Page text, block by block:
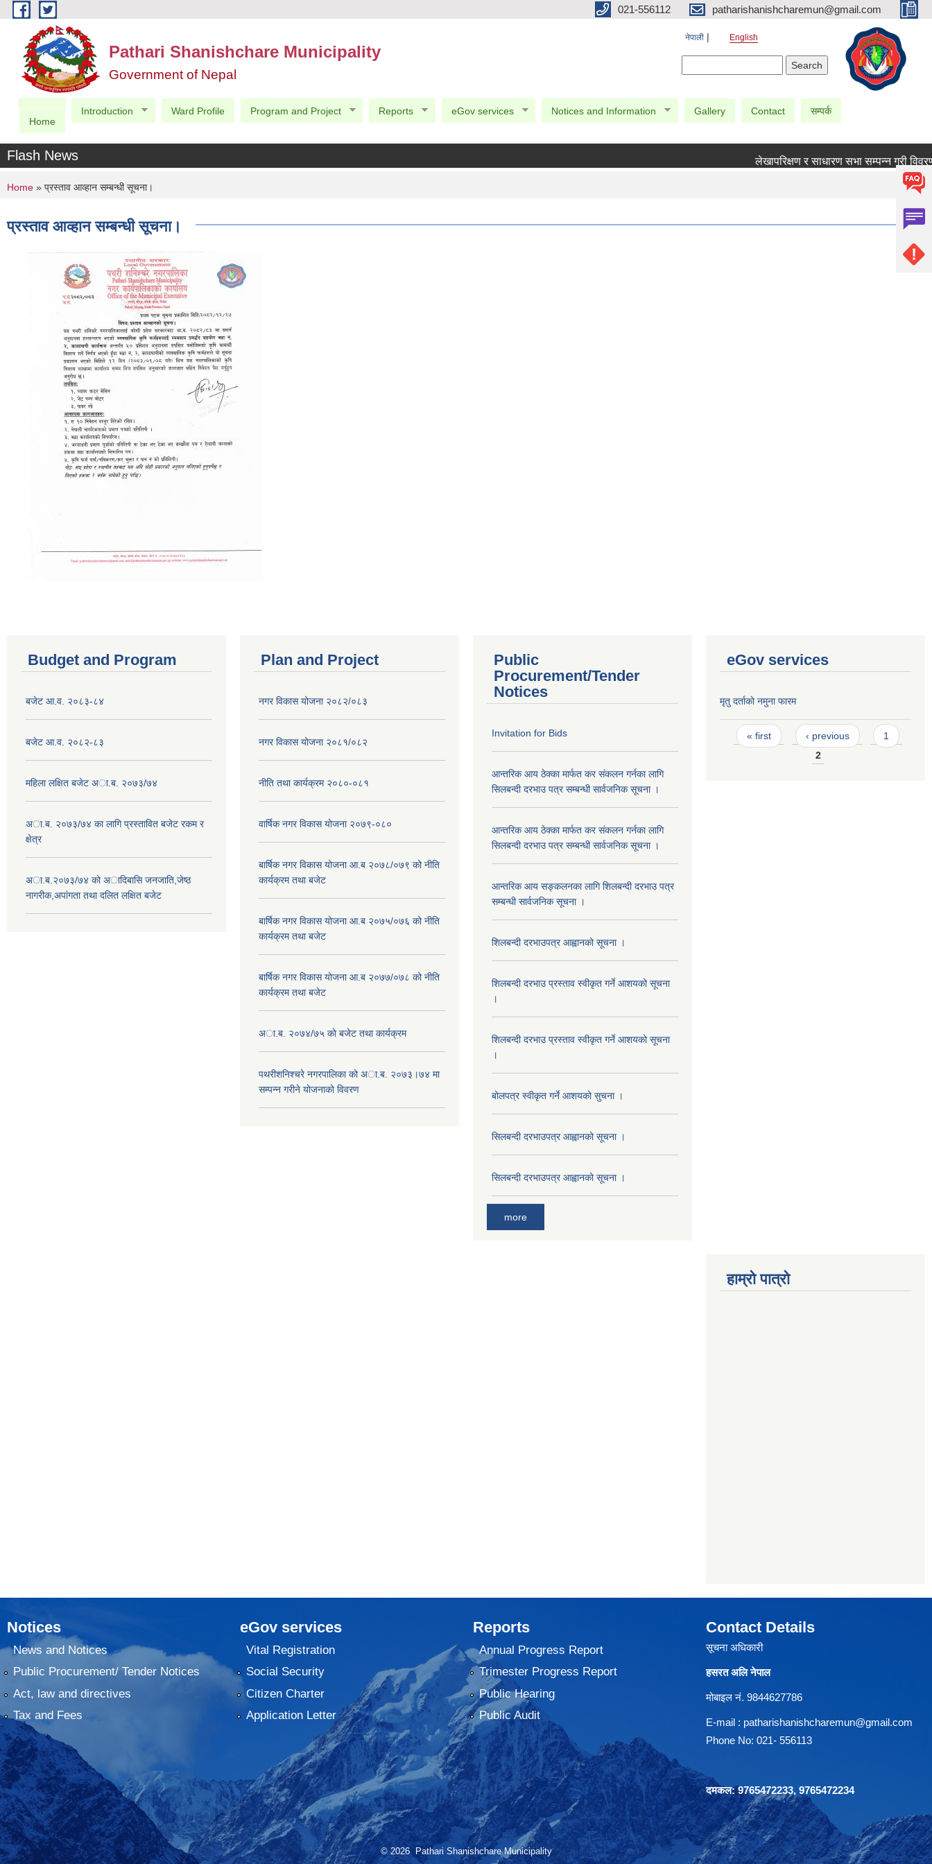
Skip to main content 021-556112 patharishanishcharemun@gmail.com
Pathari Shanishchare Municipality
Government of Nepal
नेपाली English
Home
Introduction Ward Profile Program and Project Reports eGov services Notices and Information Gallery Contact सम्पर्क
Flash News लेखापरिक्षण र साधारण सभा सम्पन्न गरी विवरण
You are here
Home » प्रस्ताव आव्हान सम्बन्धी सूचना।
प्रस्ताव आव्हान सम्बन्धी सूचना।
Budget and Program
बजेट आ.व. २०८३-८४
बजेट आ.व. २०८२-८३
महिला लक्षित बजेट अा.ब. २०७३/७४
अा.ब. २०७३/७४ का लागि प्रस्तावित बजेट रकम र
क्षेत्र
अा.ब.२०७३/७४ काे अादिबासि जनजाति,जेष्ठ
नागरीक,अपांगता तथा दलित लक्षित बजेट
Plan and Project
नगर विकास योजना २०८२/०८३
नगर विकास योजना २०८१/०८२
नीति तथा कार्यक्रम २०८०-०८१
वार्षिक नगर विकास योजना २०७९-०८०
बार्षिक नगर विकास योजना आ.ब २०७८/०७९ को नीति
कार्यक्रम तथा बजेट
बार्षिक नगर विकास योजना आ.ब २०७५/०७६ को नीति
कार्यक्रम तथा बजेट
बार्षिक नगर विकास योजना आ.ब २०७७/०७८ को नीति
कार्यक्रम तथा बजेट
अा.ब. २०७४/७५ काे बजेट तथा कार्यक्रम
पथरीशनिश्चरे नगरपालिका काे अा.ब. २०७३।७४ मा
सम्पन्न गरीने याेजनाकाे विवरण
Public
Procurement/Tender
Notices
Invitation for Bids
आन्तरिक आय ठेक्का मार्फत कर संकलन गर्नका लागि
सिलबन्दी दरभाउ पत्र सम्बन्धी सार्वजनिक सूचना ।
आन्तरिक आय ठेक्का मार्फत कर संकलन गर्नका लागि
सिलबन्दी दरभाउ पत्र सम्बन्धी सार्वजनिक सूचना ।
आन्तरिक आय सङ्कलनका लागि शिलबन्दी दरभाउ पत्र
सम्बन्धी सार्वजनिक सूचना ।
शिलबन्दी दरभाउपत्र आह्वानको सूचना ।
शिलबन्दी दरभाउ प्रस्ताव स्वीकृत गर्ने आशयको सूचना
।
शिलबन्दी दरभाउ प्रस्ताव स्वीकृत गर्ने आशयको सूचना
।
बोलपत्र स्वीकृत गर्ने आशयको सुचना ।
सिलबन्दी दरभाउपत्र आह्वानको सूचना ।
सिलबन्दी दरभाउपत्र आह्वानको सूचना ।
more
eGov services
मृतु दर्ताकाे नमुना फारम
Pages
« first ‹ previous
1
2
हाम्रो पात्रो
Notices
News and Notices
Public Procurement/ Tender Notices
Act, law and directives
Tax and Fees
eGov services
Vital Registration
Social Security
Citizen Charter
Application Letter
Reports
Annual Progress Report
Trimester Progress Report
Public Hearing
Public Audit
Contact Details
सूचना अधिकारी
हसरत अलि नेपाल
मोबाइल नं. 9844627786
E-mail : patharishanishcharemun@gmail.com
Phone No: 021- 556113
दमकल: 9765472233, 9765472234
© 2026 Pathari Shanishchare Municipality